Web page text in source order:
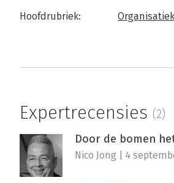
Hoofdrubriek:
Expertrecensies (2)
Door de bomen
Nico Jong | 4